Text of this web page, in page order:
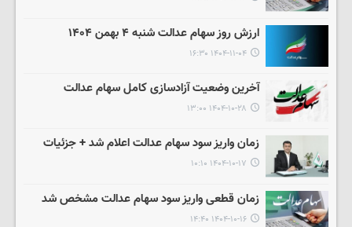
ارزش روز سهام عدالت شنبه ۴ بهمن ۱۴۰۴
۱۴۰۴-۱۱-۰۴ ۱۶:۳۰
آخرین وضعیت آزادسازی کامل سهام عدالت
۱۴۰۴-۱۰-۲۸ ۱۳:۰۰
زمان واریز سود سهام عدالت اعلام شد + جزئیات
۱۴۰۴-۱۰-۱۷ ۱۰:۱۰
زمان قطعی واریز سود سهام عدالت مشخص شد
۱۴۰۴-۱۰-۱۶ ۱۴:۴۰